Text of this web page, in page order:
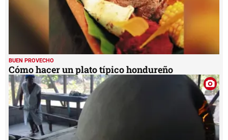
BUEN PROVECHO
Cómo hacer un plato típico hondureño